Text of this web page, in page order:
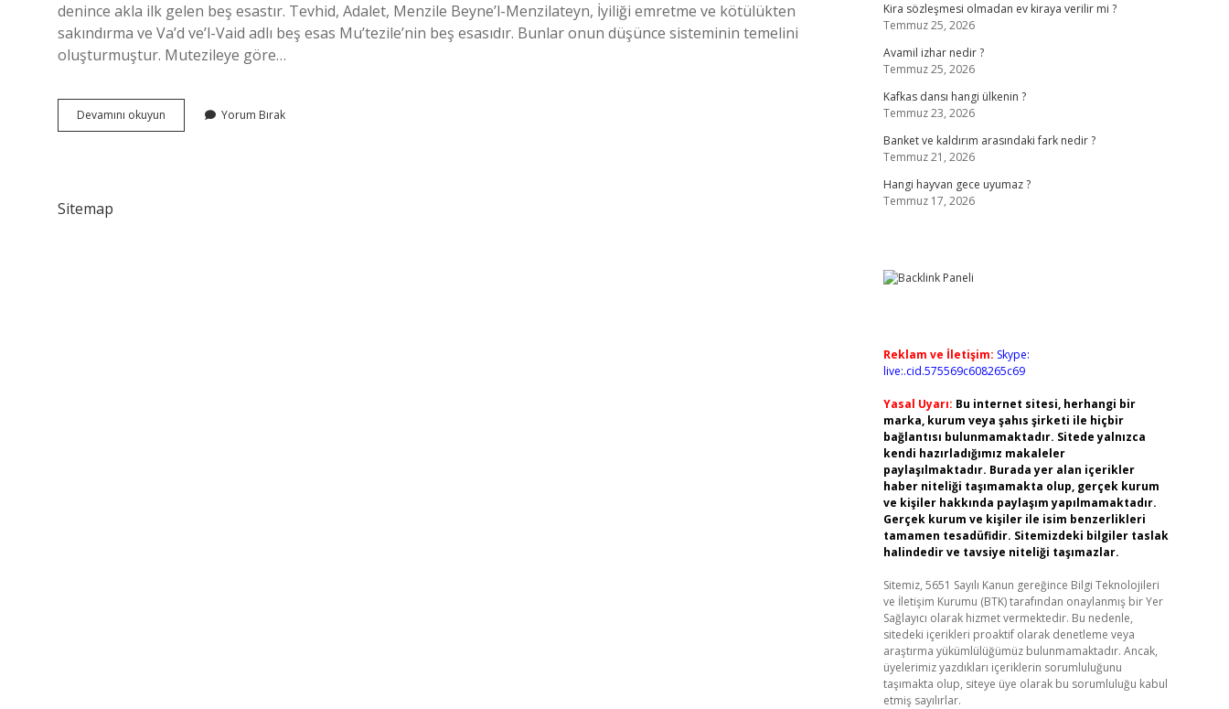
denince akla ilk gelen beş esastır. Tevhid, Adalet, Menzile Beyne’l-Menzilateyn, İyiliği emretme ve kötülükten
sakındırma ve Va’d ve’l-Vaid adlı beş esas Mu’tezile’nin beş esasıdır. Bunlar onun düşünce sisteminin temelini
oluşturmuştur. Mutezileye göre…
Devamını okuyun Mutezile
Nedir
Yorum Bırak
Sitemap
Kira sözleşmesi olmadan ev kiraya verilir mi ?
Temmuz 25, 2026
Avamil izhar nedir ?
Temmuz 25, 2026
Kafkas dansı hangi ülkenin ?
Temmuz 23, 2026
Banket ve kaldırım arasındaki fark nedir ?
Temmuz 21, 2026
Hangi hayvan gece uyumaz ?
Temmuz 17, 2026
Reklam ve İletişim: Skype:
live:.cid.575569c608265c69
Yasal Uyarı: Bu internet sitesi, herhangi bir
marka, kurum veya şahıs şirketi ile hiçbir
bağlantısı bulunmamaktadır. Sitede yalnızca
kendi hazırladığımız makaleler
paylaşılmaktadır. Burada yer alan içerikler
haber niteliği taşımamakta olup, gerçek kurum
ve kişiler hakkında paylaşım yapılmamaktadır.
Gerçek kurum ve kişiler ile isim benzerlikleri
tamamen tesadüfidir. Sitemizdeki bilgiler taslak
halindedir ve tavsiye niteliği taşımazlar.
Sitemiz, 5651 Sayılı Kanun gereğince Bilgi Teknolojileri
ve İletişim Kurumu (BTK) tarafından onaylanmış bir Yer
Sağlayıcı olarak hizmet vermektedir. Bu nedenle,
sitedeki içerikleri proaktif olarak denetleme veya
araştırma yükümlülüğümüz bulunmamaktadır. Ancak,
üyelerimiz yazdıkları içeriklerin sorumluluğunu
taşımakta olup, siteye üye olarak bu sorumluluğu kabul
etmiş sayılırlar.